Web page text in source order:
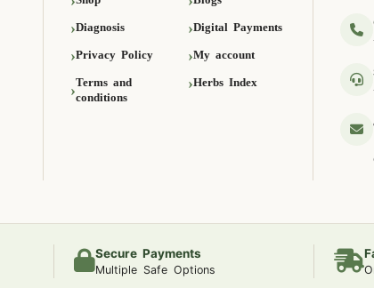
Diagnosis Digital Payments
Privacy Policy My account
Terms and
conditions
Herbs Index
Secure Payments
Multiple Safe Options